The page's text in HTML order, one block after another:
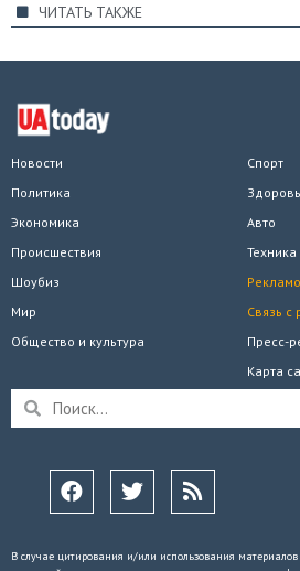
ЧИТАТЬ ТАКЖЕ
Новости
Политика
Экономика
Происшествия
Спорт
Авто
Шоубиз
Мир
Общество и культура
Связь с
Пресс-
Карта
В случае цитирования и/или использования